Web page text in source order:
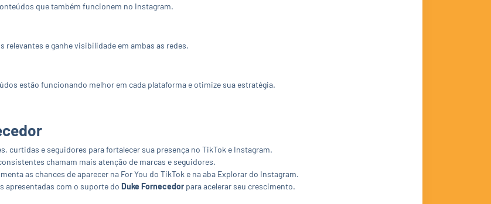
que também funcionem no Instagram.
e ganhe visibilidade em ambas as redes.
estão funcionando melhor em cada plataforma e otimize sua estratégia.
curtidas e seguidores para fortalecer sua presença no TikTok e Instagram.
chamam mais atenção de marcas e seguidores.
as chances de aparecer na For You do TikTok e na aba Explorar do Instagram.
apresentadas com o suporte do Duke Fornecedor para acelerar seu crescimento.